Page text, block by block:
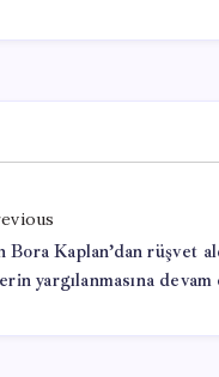
Bora Kaplan’dan rüşvet
yargılanmasına